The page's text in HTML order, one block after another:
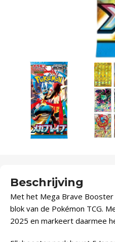
Beschrijving
Met het Mega Brave Booster
blok van de Pokémon TCG.
2025 en markeert daarmee